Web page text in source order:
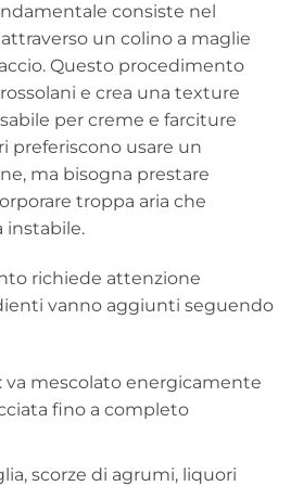
consiste nel
attraverso un colino a maglie
Questo procedimento
e crea una texture
per creme e farciture
preferiscono usare un
ma bisogna prestare
troppa aria che
instabile.
richiede attenzione
vanno aggiunti seguendo
va mescolato energicamente
fino a completo
scorze di agrumi, liquori